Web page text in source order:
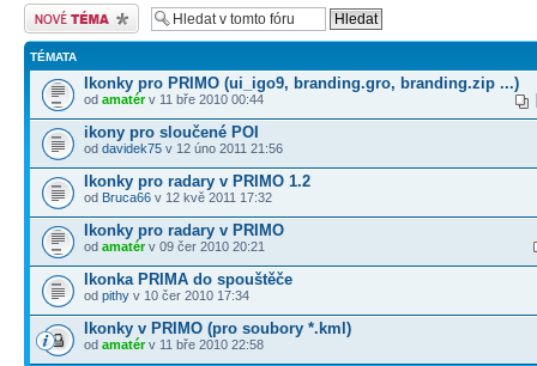
Odeslat nové téma
TÉMATA
Ikonky pro PRIMO (ui_igo9, branding.gro, branding.zip ...)
od amatérv 11 bře 2010 00:44
ikony pro sloučené POI
od davidek75 v 12 úno 2011 21:56
Ikonky pro radary v PRIMO 1.2
od Bruca66 v 12 kvě 2011 17:32
Ikonky pro radary v PRIMO
od amatérv 09 čer 2010 20:21
Ikonka PRIMA do spouštěče
od pithy v 10 čer 2010 17:34
Ikonky v PRIMO (pro soubory *.kml)
od amatérv 11 bře 2010 22:58